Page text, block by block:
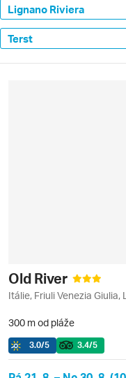
Lignano Riviera
Terst
Old River
Itálie, Friuli Venezia Giulia,
300 m od pláže
3.0/5 3.4/5